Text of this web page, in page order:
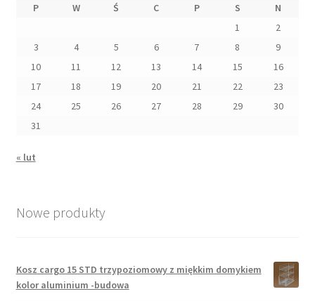
P W Ś C P S
N
1
2
3
4 5 6 7 8
9
10
11 12 13 14 15
16
17
18 19 20 21 22
23
24
25 26 27 28 29
30
31
« lut
Nowe produkty
Kosz cargo 15 STD trzypoziomowy z miękkim domykiem
kolor aluminium -budowa